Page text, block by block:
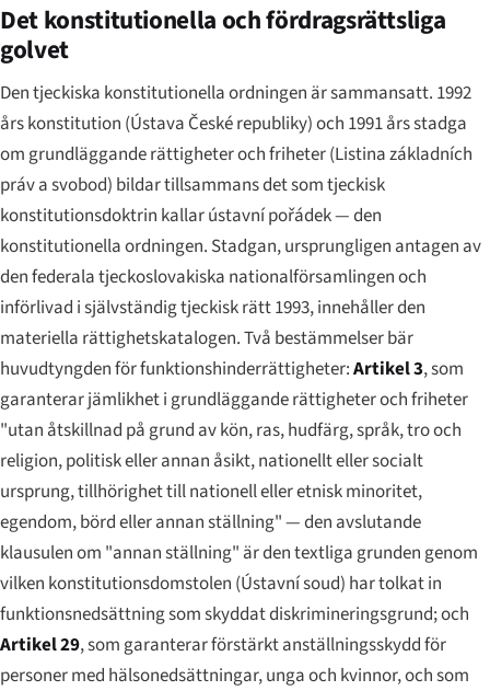
Det konstitutionella och fördragsrättsliga
golvet
Den tjeckiska konstitutionella ordningen är sammansatt. 1992
års konstitution (Ústava České republiky) och 1991 års stadga
om grundläggande rättigheter och friheter (Listina základních
práv a svobod) bildar tillsammans det som tjeckisk
konstitutionsdoktrin kallarústavní pořádek— den
konstitutionella ordningen. Stadgan, ursprungligen antagen av
den federala tjeckoslovakiska nationalförsamlingen och
införlivad i självständig tjeckisk rätt 1993, innehåller den
materiella rättighetskatalogen. Två bestämmelser bär
huvudtyngden för funktionshinderrättigheter:Artikel 3, som
garanterar jämlikhet i grundläggande rättigheter och friheter
"utan åtskillnad på grund av kön, ras, hudfärg, språk, tro och
religion, politisk eller annan åsikt, nationellt eller socialt
ursprung, tillhörighet till nationell eller etnisk minoritet,
egendom, börd eller annan ställning" — den avslutande
klausulen om "annan ställning" är den textliga grunden genom
vilken konstitutionsdomstolen (Ústavní soud) har tolkat in
funktionsnedsättning som skyddat diskrimineringsgrund; och
Artikel 29, som garanterar förstärkt anställningsskydd för
personer med hälsonedsättningar, unga och kvinnor, och som